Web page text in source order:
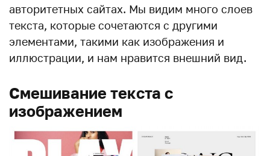
авторитетных сайтах. Мы видим много слоев
текста, которые сочетаются с другими
элементами, такими как изображения и
иллюстрации, и нам нравится внешний вид.
Смешивание текста с
изображением